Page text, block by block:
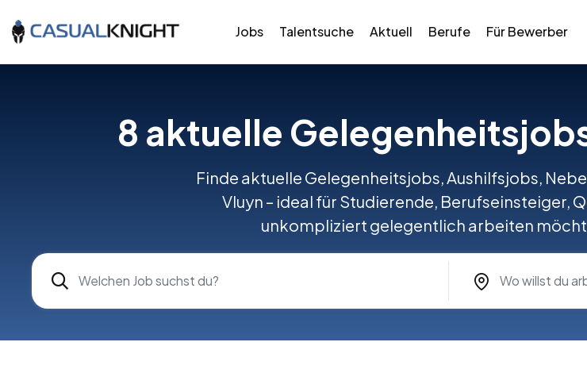
Jobs Talentsuche Aktuell Berufe Für Bewerber
8 aktuelle
Finde aktuelle Gelegenheitsjobs, Aushilfsjobs,
Vluyn – ideal für Studierende, Berufseinsteiger,
unkompliziert gelegentlich arbeiten